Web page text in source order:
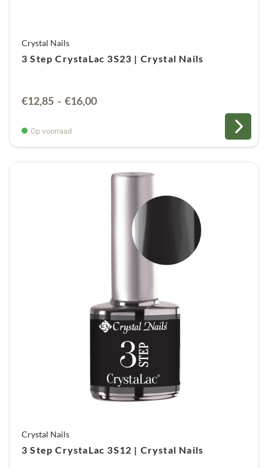
Crystal Nails
3 Step CrystaLac 3S23 | Crystal Nails
€12,85 - €16,00Prijsklasse:
€16,00
Op voorraad
Crystal Nails
3 Step CrystaLac 3S12 | Crystal Nails